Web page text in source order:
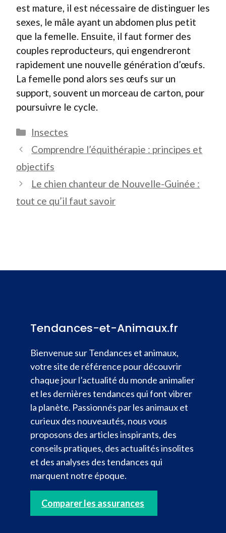
est mature, il est nécessaire de distinguer les
sexes, le mâle ayant un abdomen plus petit
que la femelle. Ensuite, il faut former des
couples reproducteurs, qui engendreront
rapidement une nouvelle génération d’œufs.
La femelle pond alors ses œufs sur un
support, souvent un morceau de carton, pour
poursuivre le cycle.
Catégories
Insectes
Comprendre l’équithérapie : principes et
objectifs
Le chien chanteur de Nouvelle-Guinée :
tout ce qu’il faut savoir
Tendances-et-Animaux.fr
Bienvenue sur Tendances et animaux,
votre site de référence pour découvrir
chaque jour l’actualité du monde animalier
et les dernières tendances qui font vibrer
la planète. Passionnés par les animaux et
curieux des nouveautés, nous vous
proposons des articles inspirants, des
conseils pratiques, des actualités insolites
et des analyses des tendances qui
marquent notre époque.
Comparer les assurances